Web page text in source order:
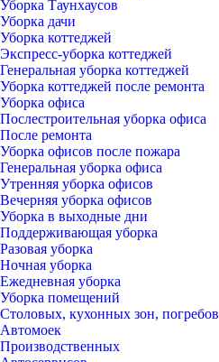
Уборка Таунхаусов
Уборка дачи
Уборка коттеджей
Экспресс-уборка коттеджей
Генеральная уборка коттеджей
Уборка коттеджей после ремонта
Уборка офиса
Послестроительная уборка офиса
После ремонта
Уборка офисов после пожара
Генеральная уборка офиса
Утренняя уборка офисов
Вечерняя уборка офисов
Уборка в выходные дни
Поддерживающая уборка
Разовая уборка
Ночная уборка
Ежедневная уборка
Уборка помещений
Столовых, кухонных зон, погребов
Автомоек
Производственных